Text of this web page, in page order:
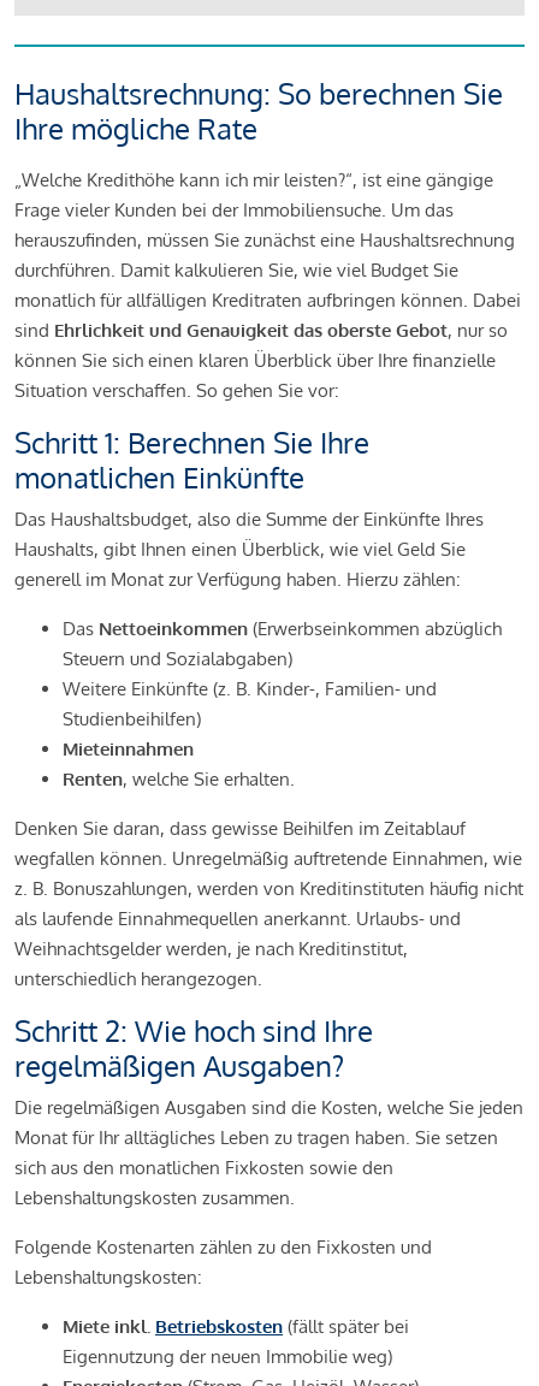
Haushaltsrechnung: So berechnen Sie
Ihre mögliche Rate
„Welche Kredithöhe kann ich mir leisten?“, ist eine gängige
Frage vieler Kunden bei der Immobiliensuche. Um das
herauszufinden, müssen Sie zunächst eine Haushaltsrechnung
durchführen. Damit kalkulieren Sie, wie viel Budget Sie
monatlich für allfälligen Kreditraten aufbringen können. Dabei
sind Ehrlichkeit und Genauigkeit das oberste Gebot, nur so
können Sie sich einen klaren Überblick über Ihre finanzielle
Situation verschaffen. So gehen Sie vor:
Schritt 1: Berechnen Sie Ihre
monatlichen Einkünfte
Das Haushaltsbudget, also die Summe der Einkünfte Ihres
Haushalts, gibt Ihnen einen Überblick, wie viel Geld Sie
generell im Monat zur Verfügung haben. Hierzu zählen:
Das Nettoeinkommen (Erwerbseinkommen abzüglich
Steuern und Sozialabgaben)
Weitere Einkünfte (z. B. Kinder-, Familien- und
Studienbeihilfen)
Mieteinnahmen
Renten, welche Sie erhalten.
Denken Sie daran, dass gewisse Beihilfen im Zeitablauf
wegfallen können. Unregelmäßig auftretende Einnahmen, wie
z. B. Bonuszahlungen, werden von Kreditinstituten häufig nicht
als laufende Einnahmequellen anerkannt. Urlaubs- und
Weihnachtsgelder werden, je nach Kreditinstitut,
unterschiedlich herangezogen.
Schritt 2: Wie hoch sind Ihre
regelmäßigen Ausgaben?
Die regelmäßigen Ausgaben sind die Kosten, welche Sie jeden
Monat für Ihr alltägliches Leben zu tragen haben. Sie setzen
sich aus den monatlichen Fixkosten sowie den
Lebenshaltungskosten zusammen.
Folgende Kostenarten zählen zu den Fixkosten und
Lebenshaltungskosten:
Miete inkl. Betriebskosten (fällt später bei
Eigennutzung der neuen Immobilie weg)